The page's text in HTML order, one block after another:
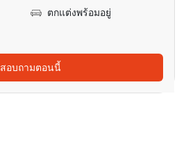
ตกแต่งพร้อมอยู่
สอบถามตอนนี้